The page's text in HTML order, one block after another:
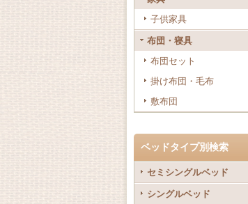
子供家具
布団・寝具
布団セット
掛け布団・毛布
敷布団
ベッドタイプ別検索
セミシングルベッド
シングルベッド